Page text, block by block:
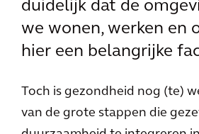
duidelijk dat de
we wonen, werken en
hier een belangrijke
Toch is gezondheid nog (te)
van de grote stappen die